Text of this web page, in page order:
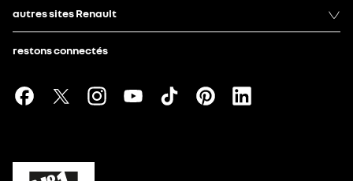
autres sites Renault
restons connectés